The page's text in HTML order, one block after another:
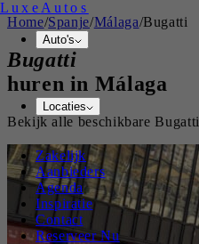
Luxe Autos
Auto's
Locaties
Zakelijk
Aanbieders
Agenda
Inspiratie
Contact
Reserveer Nu
Home/Spanje/Málaga/Bugatti
Bugatti
huren in Málaga
Bekijk alle beschikbareBugatti